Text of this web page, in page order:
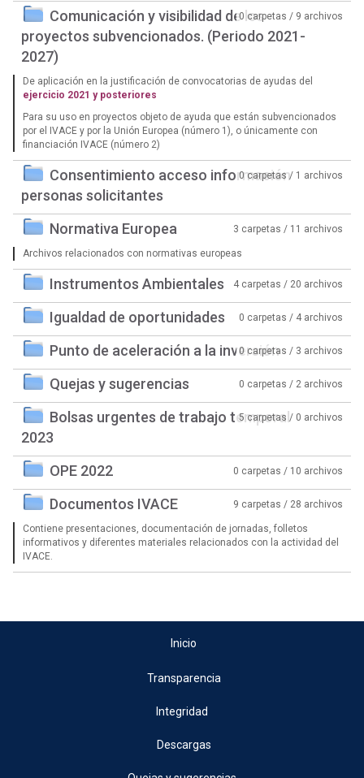
Comunicación y visibilidad de los
proyectos subvencionados. (Periodo 2021-
2027)
0 carpetas / 9 archivos
De aplicación en la justificación de convocatorias de ayudas del
ejercicio 2021 y posteriores
Para su uso en proyectos objeto de ayuda que están subvencionados
por el IVACE y por la Unión Europea (número 1), o únicamente con
financiación IVACE (número 2)
Consentimiento acceso información
personas solicitantes
0 carpetas / 1 archivos
Normativa Europea 3 carpetas / 11 archivos
Archivos relacionados con normativas europeas
Instrumentos Ambientales 4 carpetas / 20 archivos
Igualdad de oportunidades 0 carpetas / 4 archivos
Punto de aceleración a la inversión0 carpetas / 3 archivos
Quejas y sugerencias 0 carpetas / 2 archivos
Bolsas urgentes de trabajo temporal
2023
5 carpetas / 0 archivos
OPE 2022 0 carpetas / 10 archivos
Documentos IVACE 9 carpetas / 28 archivos
Contiene presentaciones, documentación de jornadas, folletos
informativos y diferentes materiales relacionados con la actividad del
IVACE.
Inicio
Transparencia
Integridad
Descargas